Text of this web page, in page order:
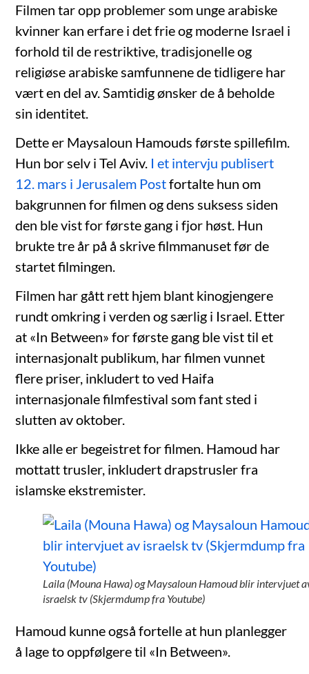
Filmen tar opp problemer som unge arabiske
kvinner kan erfare i det frie og moderne Israel i
forhold til de restriktive, tradisjonelle og
religiøse arabiske samfunnene de tidligere har
vært en del av. Samtidig ønsker de å beholde
sin identitet.
Dette er Maysaloun Hamouds første spillefilm.
Hun bor selv i Tel Aviv. I et intervju publisert
12. mars i Jerusalem Postfortalte hun om
bakgrunnen for filmen og dens suksess siden
den ble vist for første gang i fjor høst. Hun
brukte tre år på å skrive filmmanuset før de
startet filmingen.
Filmen har gått rett hjem blant kinogjengere
rundt omkring i verden og særlig i Israel. Etter
at «In Between» for første gang ble vist til et
internasjonalt publikum, har filmen vunnet
flere priser, inkludert to ved Haifa
internasjonale filmfestival som fant sted i
slutten av oktober.
Ikke alle er begeistret for filmen. Hamoud har
mottatt trusler, inkludert drapstrusler fra
islamske ekstremister.
Laila (Mouna Hawa) og Maysaloun Hamoud blir intervjuet
israelsk tv (Skjermdump fra Youtube)
Hamoud kunne også fortelle at hun planlegger
å lage to oppfølgere til «In Between».